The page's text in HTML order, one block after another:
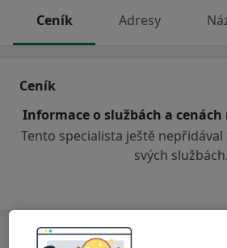
Ceník Adresy
Ceník
Informace o službách a
Tento specialista ještě
svých službách.
Adresa